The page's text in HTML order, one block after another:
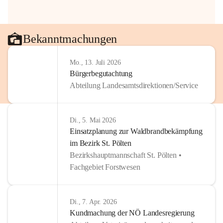
Bekanntmachungen
Mo., 13. Juli 2026
Bürgerbegutachtung
Abteilung Landesamtsdirektionen/Service
Di., 5. Mai 2026
Einsatzplanung zur Waldbrandbekämpfung
im Bezirk St. Pölten
Bezirkshauptmannschaft St. Pölten •
Fachgebiet Forstwesen
Di., 7. Apr. 2026
Kundmachung der NÖ Landesregierung